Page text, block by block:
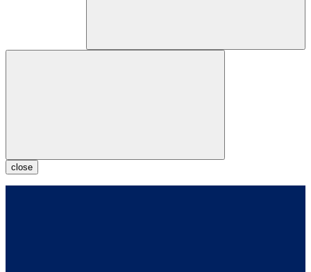
close